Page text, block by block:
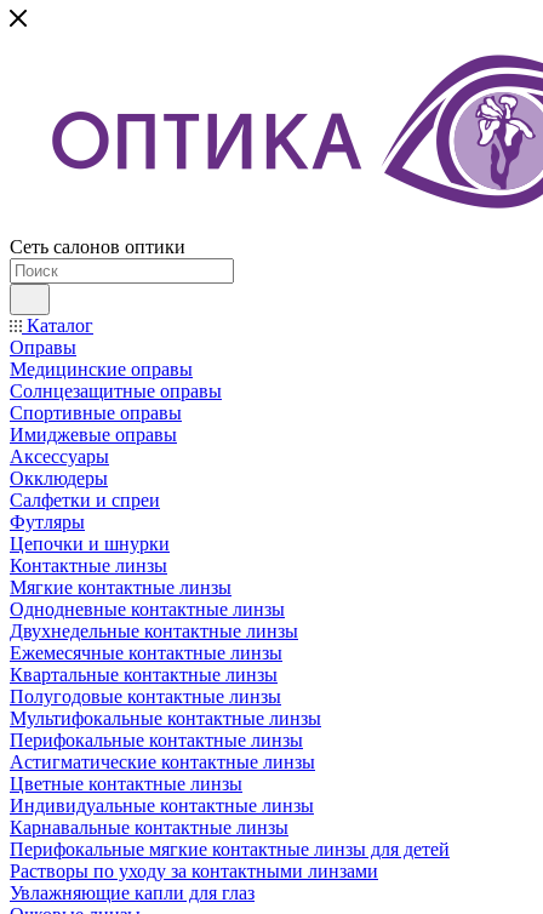
Сеть салонов оптики
Каталог
Оправы
Медицинские оправы
Солнцезащитные оправы
Спортивные оправы
Имиджевые оправы
Аксессуары
Окклюдеры
Салфетки и спреи
Футляры
Цепочки и шнурки
Контактные линзы
Мягкие контактные линзы
Однодневные контактные линзы
Двухнедельные контактные линзы
Ежемесячные контактные линзы
Квартальные контактные линзы
Полугодовые контактные линзы
Мультифокальные контактные линзы
Перифокальные контактные линзы
Астигматические контактные линзы
Цветные контактные линзы
Индивидуальные контактные линзы
Карнавальные контактные линзы
Перифокальные мягкие контактные линзы для детей
Растворы по уходу за контактными линзами
Увлажняющие капли для глаз